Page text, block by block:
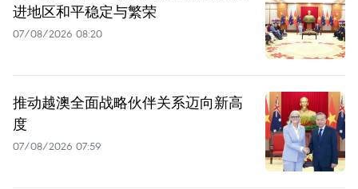
进地区和平稳定与繁荣
07/08/2026 08:20
推动越澳全面战略伙伴关系迈向新高
度
07/08/2026 07:59